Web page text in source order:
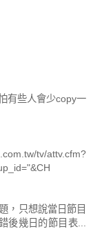
有些人會少copy一
tv/attv.cfm?
，只想說當日節目
後幾日的節目表...